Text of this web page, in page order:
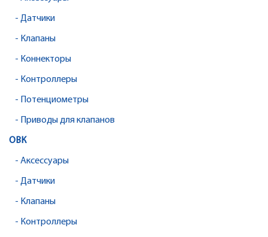
- Датчики
- Клапаны
- Коннекторы
- Контроллеры
- Потенциометры
- Приводы для клапанов
ОВК
- Аксессуары
- Датчики
- Клапаны
- Контроллеры